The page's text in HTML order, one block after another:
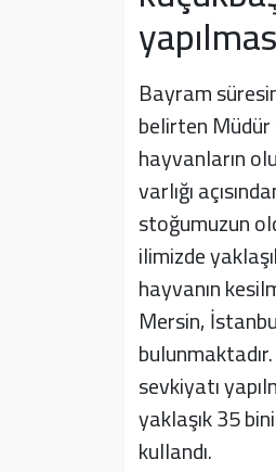
Bayram
belirten Müdür
hayvanların
varlığı
stoğumuzun
ilimizde
hayvanın
Mersin,
sevkiyatı
yaklaşık 35
kullandı.